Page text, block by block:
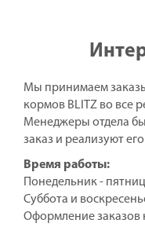
Мы принимаем
кормов BLITZ во все
Менеджеры отдела
заказ и реализуют
Время работы:
Понедельник -
Суббота и
Оформление заказов